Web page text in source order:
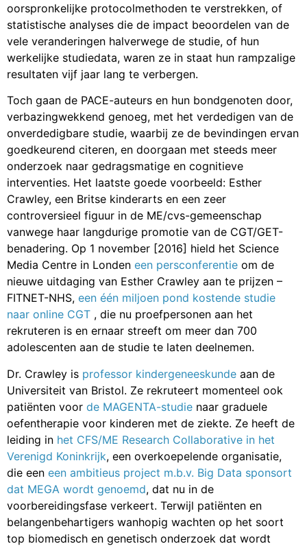
oorspronkelijke protocolmethoden te verstrekken, of
statistische analyses die de impact beoordelen van de
vele veranderingen halverwege de studie, of hun
werkelijke studiedata, waren ze in staat hun rampzalige
resultaten vijf jaar lang te verbergen.
Toch gaan de PACE-auteurs en hun bondgenoten door,
verbazingwekkend genoeg, met het verdedigen van de
onverdedigbare studie, waarbij ze de bevindingen ervan
goedkeurend citeren, en doorgaan met steeds meer
onderzoek naar gedragsmatige en cognitieve
interventies. Het laatste goede voorbeeld: Esther
Crawley, een Britse kinderarts en een zeer
controversieel figuur in de ME/cvs-gemeenschap
vanwege haar langdurige promotie van de CGT/GET-
benadering. Op 1 november [2016] hield het Science
Media Centre in Londen een persconferentie om de
nieuwe uitdaging van Esther Crawley aan te prijzen –
FITNET-NHS, een één miljoen pond kostende studie
naar online CGT , die nu proefpersonen aan het
rekruteren is en ernaar streeft om meer dan 700
adolescenten aan de studie te laten deelnemen.
Dr. Crawley is professor kindergeneeskunde aan de
Universiteit van Bristol. Ze rekruteert momenteel ook
patiënten voor de MAGENTA-studie naar graduele
oefentherapie voor kinderen met de ziekte. Ze heeft de
leiding in het CFS/ME Research Collaborative in het
Verenigd Koninkrijk, een overkoepelende organisatie,
die een een ambitieus project m.b.v. Big Data sponsort
dat MEGA wordt genoemd, dat nu in de
voorbereidingsfase verkeert. Terwijl patiënten en
belangenbehartigers wanhopig wachten op het soort
top biomedisch en genetisch onderzoek dat wordt